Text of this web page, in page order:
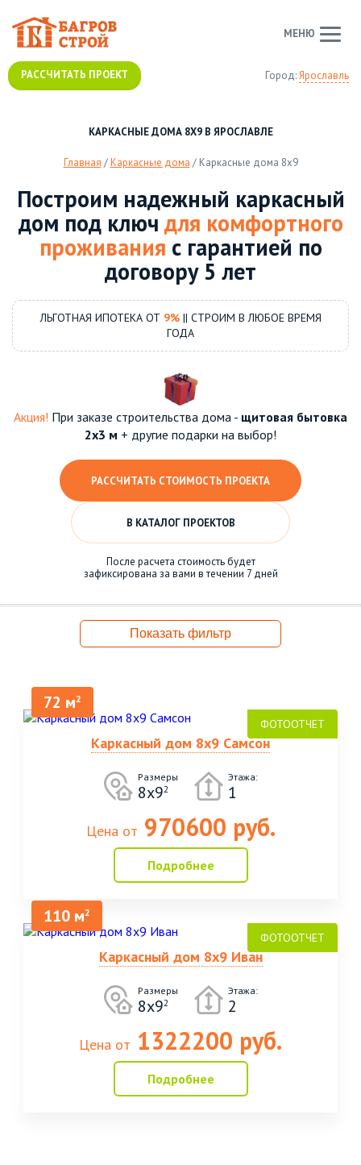
Город:Ярославль
РАССЧИТАТЬ ПРОЕКТ
МЕНЮ
КАРКАСНЫЕ ДОМА 8Х9 В ЯРОСЛАВЛЕ
Главная /Каркасные дома / Каркасные дома 8х9
Построим надежный каркасный
дом под ключ для комфортного
проживания с гарантией по
договору 5 лет
ЛЬГОТНАЯ ИПОТЕКА ОТ 9%|| СТРОИМ В ЛЮБОЕ ВРЕМЯ
ГОДА
Акция! При заказе строительства дома - щитовая бытовка
2х3 м + другие подарки на выбор!
РАССЧИТАТЬ СТОИМОСТЬ ПРОЕКТА
В КАТАЛОГ ПРОЕКТОВ
После расчета стоимость будет
зафиксирована за вами в течении 7 дней
Показать фильтр
72 м2
Каркасный дом 8х9 Самсон
Размеры
8х92
Этажа:
1
Цена от 970600 руб.
Подробнее
110 м2
Каркасный дом 8х9 Иван
Размеры
8х92
Этажа:
2
Цена от 1322200 руб.
Подробнее